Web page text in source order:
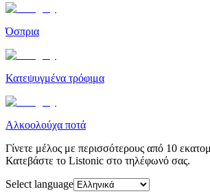
Όσπρια
Κατεψυγμένα τρόφιμα
Αλκοολούχα ποτά
Γίνετε μέλος με περισσότερους από 10
Κατεβάστε το Listonic στο τηλέφωνό σας.
Select language